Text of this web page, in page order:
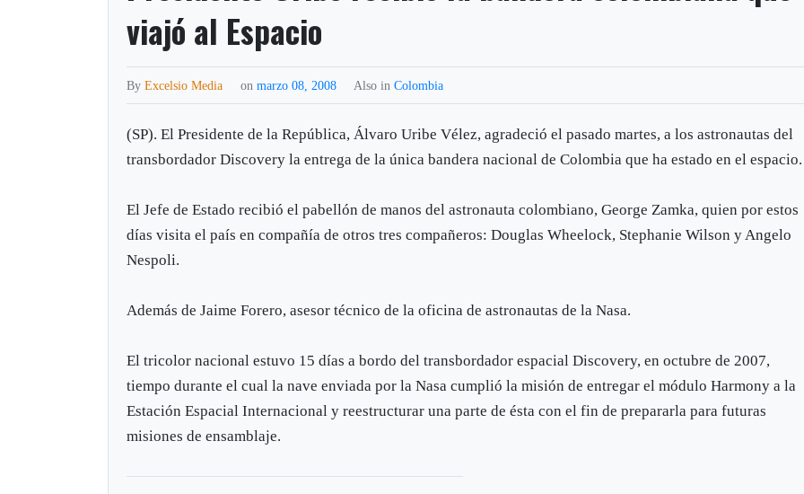
viajó al Espacio
ByExcelsio Media onmarzo 08, 2008 Also inColombia
(SP). El Presidente de la República, Álvaro Uribe Vélez, agradeció el pasado martes, a los astronautas del
transbordador Discovery la entrega de la única bandera nacional de Colombia que ha estado en el espacio.
El Jefe de Estado recibió el pabellón de manos del astronauta colombiano, George Zamka, quien por estos
días visita el país en compañía de otros tres compañeros: Douglas Wheelock, Stephanie Wilson y Angelo
Nespoli.
Además de Jaime Forero, asesor técnico de la oficina de astronautas de la Nasa.
El tricolor nacional estuvo 15 días a bordo del transbordador espacial Discovery, en octubre de 2007,
tiempo durante el cual la nave enviada por la Nasa cumplió la misión de entregar el módulo Harmony a la
Estación Espacial Internacional y reestructurar una parte de ésta con el fin de prepararla para futuras
misiones de ensamblaje.